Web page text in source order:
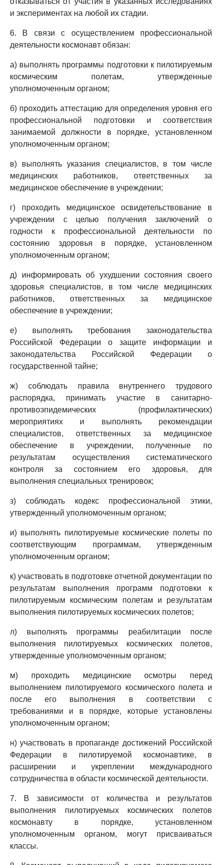
и экспериментах на любой их стадии.
6. В связи с осуществлением профессиональной
деятельности космонавт обязан:
а) выполнять программы подготовки к пилотируемым
космическим полетам, утвержденные
уполномоченным органом;
б) проходить аттестацию для определения уровня его
профессиональной подготовки и соответствия
занимаемой должности в порядке, установленном
уполномоченным органом;
в) выполнять указания специалистов, в том числе
медицинских работников, ответственных за
медицинское обеспечение в учреждении;
г) проходить медицинское освидетельствование в
учреждении с целью получения заключений о
годности к профессиональной деятельности по
состоянию здоровья в порядке, установленном
уполномоченным органом;
д) информировать об ухудшении состояния своего
здоровья специалистов, в том числе медицинских
работников, ответственных за медицинское
обеспечение в учреждении;
е) выполнять требования законодательства
Российской Федерации о защите информации и
законодательства Российской Федерации о
государственной тайне;
ж) соблюдать правила внутреннего трудового
распорядка, принимать участие в санитарно-
противоэпидемических (профилактических)
мероприятиях и выполнять рекомендации
специалистов, ответственных за медицинское
обеспечение в учреждении, полученные по
результатам осуществления систематического
контроля за состоянием его здоровья, для
выполнения специальных тренировок;
з) соблюдать кодекс профессиональной этики,
утвержденный уполномоченным органом;
и) выполнять пилотируемые космические полеты по
соответствующим программам, утвержденным
уполномоченным органом;
к) участвовать в подготовке отчетной документации по
результатам выполнения программ подготовки к
пилотируемым космическим полетам и результатам
выполнения пилотируемых космических полетов;
л) выполнять программы реабилитации после
выполнения пилотируемых космических полетов,
утвержденные уполномоченным органом;
м) проходить медицинские осмотры перед
выполнением пилотируемого космического полета и
после его выполнения в соответствии с
требованиями и в порядке, которые установлены
уполномоченным органом;
н) участвовать в пропаганде достижений Российской
Федерации в пилотируемой космонавтике, в
расширении и укреплении международного
сотрудничества в области космической деятельности.
7. В зависимости от количества и результатов
выполнения пилотируемых космических полетов
космонавту в порядке, установленном
уполномоченным органом, могут присваиваться
классы.